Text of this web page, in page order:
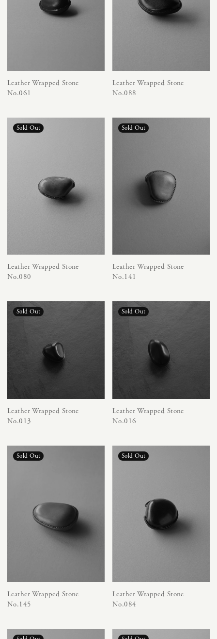
Leather Wrapped Stone
No.061
Leather Wrapped Stone
No.088
Leather Wrapped Stone
No.080
Leather Wrapped Stone
No.141
Leather Wrapped Stone
No.013
Leather Wrapped Stone
No.016
Leather Wrapped Stone
No.145
Leather Wrapped Stone
No.084